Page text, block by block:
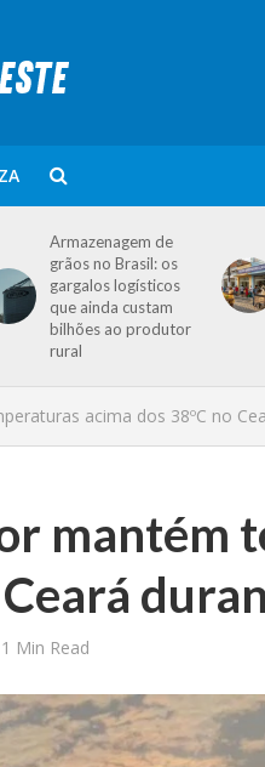
Armazenagem de
grãos no Brasil: os
gargalos logísticos
que ainda custam
bilhões ao produtor
rural
acima dos 38ºC no
mantém
Ceará
1 Min Read